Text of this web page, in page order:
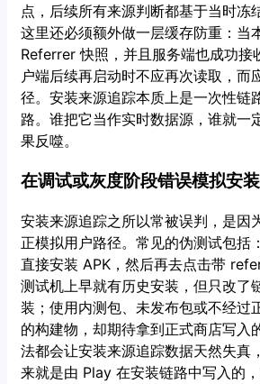
点，后续所有来源判断都基于当时冻
这里还必须额外做一层缓存防重：当
Referrer 快照，并且服务端也成功接
户端后续再启动时不应再次读取，而
径。安装来源追踪本质上是一次性链
路。谁把它当作实时数据源，谁就一
果反噬。
在调试或灰度阶段错误模拟安
安装来源追踪之所以常被误判，是因
正模拟用户路径。常见的伪测试包括
直接安装 APK，然后再去点击带
测试机上早就有历史安装，但只改了
装；使用内测包、未发布包或不经过
的构建物，却期待拿到正式商店写入
法都会让安装来源追踪数据天然失真
来就是由 Play 在安装链路中写入的